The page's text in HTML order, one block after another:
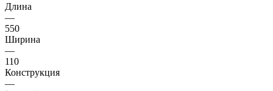
Длина
—
550
Ширина
—
110
Конструкция
—